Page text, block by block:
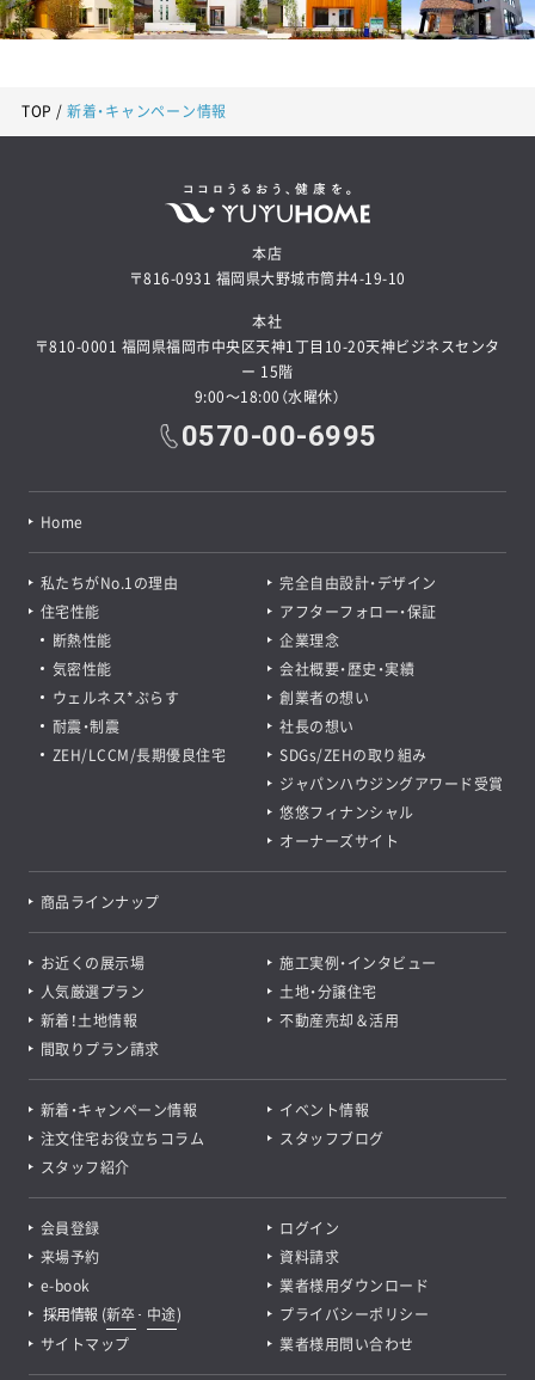
TOP 新着・キャンペーン情報
本店
〒816-0931 福岡県大野城市筒井4-19-10
本社
〒810-0001 福岡県福岡市中央区天神1丁目10-20天神ビジネスセンタ
ー 15階
9:00～18:00（水曜休）
0570-00-6995
Home
私たちがNo.1の理由
完全自由設計・デザイン
住宅性能
断熱性能
気密性能
ウェルネス*ぷらす
耐震・制震
ZEH/LCCM/長期優良住宅
アフターフォロー・保証
企業理念
会社概要・歴史・実績
創業者の想い
社長の想い
SDGs/ZEHの取り組み
ジャパンハウジングアワード受賞
悠悠フィナンシャル
オーナーズサイト
商品ラインナップ
お近くの展示場
施工実例・インタビュー
人気厳選プラン
土地・分譲住宅
新着！土地情報
不動産売却＆活用
間取りプラン請求
新着・キャンペーン情報
イベント情報
注文住宅お役立ちコラム
スタッフブログ
スタッフ紹介
会員登録
ログイン
来場予約
資料請求
e-book
業者様用ダウンロード
採用情報 (新卒･ 中途)
プライバシーポリシー
サイトマップ
業者様用問い合わせ